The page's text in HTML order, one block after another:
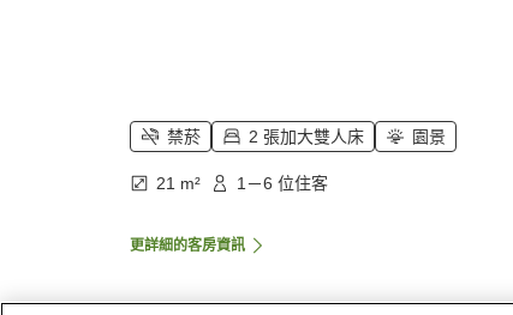
禁菸 2 張加大雙人床 園景
21 m² 1－6 位住客
更詳細的客房資訊